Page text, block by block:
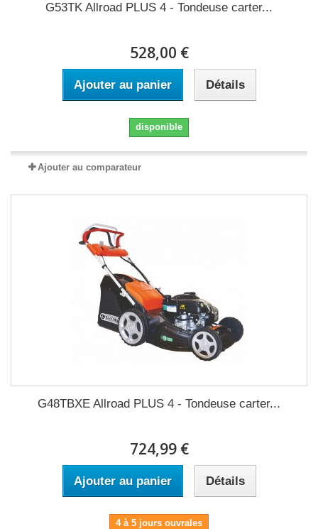
G53TK Allroad PLUS 4 - Tondeuse carter...
528,00 €
Ajouter au panier Détails
disponible
Ajouter au comparateur
G48TBXE Allroad PLUS 4 - Tondeuse carter...
724,99 €
Ajouter au panier Détails
4 à 5 jours ouvrales